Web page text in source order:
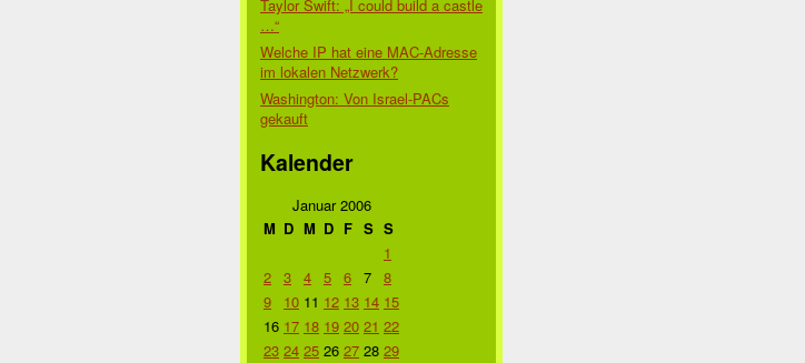
Taylor Swift: „I could build a castle
…“
Welche IP hat eine MAC-Adresse
im lokalen Netzwerk?
Washington: Von Israel-PACs
gekauft
Kalender
Januar 2006
M D M D F S S
1
2 3 4 5 6 7 8
9
10 11 12 13 14 15
16 17 18 19 20 21 22
23 24 25 26 27 28 29